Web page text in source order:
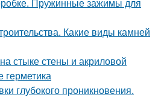
Какие виды камней
стыке стены и акриловой
глубокого проникновения.